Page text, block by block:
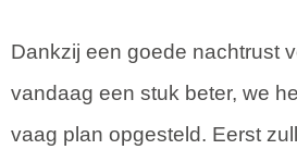
Dankzij een goede nachtrust
vandaag een stuk beter, we
vaag plan opgesteld. Eerst